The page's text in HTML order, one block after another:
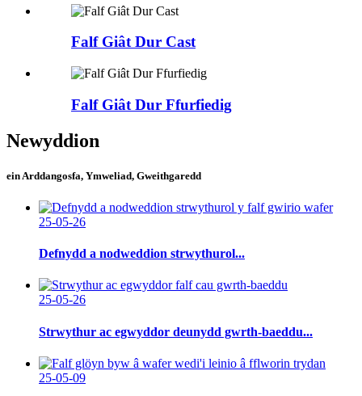
Falf Giât Dur Cast
Falf Giât Dur Ffurfiedig
Newyddion
ein Arddangosfa, Ymweliad, Gweithgaredd
25-05-26
Defnydd a nodweddion strwythurol...
25-05-26
Strwythur ac egwyddor deunydd gwrth-baeddu...
25-05-09